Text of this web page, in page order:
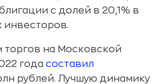
с долей в 20,1% в
инвесторов.
на Московской
года составил
рублей. Лучшую динамику